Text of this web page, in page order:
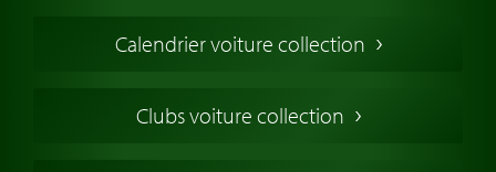
Voiture Collection Europe
Voitures Anglaises
Calendrier voiture collection
Clubs voiture collection